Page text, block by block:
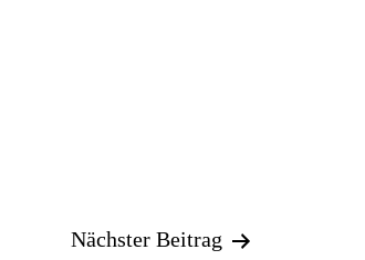
Nächster Beitrag